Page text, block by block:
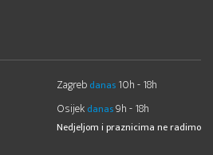
Zagreb danas 10h - 18h
Osijek danas9h - 18h
Nedjeljom i praznicima ne radimo